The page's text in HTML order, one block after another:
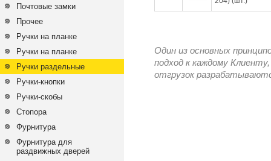
Почтовые замки
Прочее
Ручки на планке
Ручки на планке
Ручки раздельные
Ручки-кнопки
Ручки-скобы
Стопора
Фурнитура
Фурнитура для
раздвижных дверей
Один из основных
подход к каждому
отгрузок